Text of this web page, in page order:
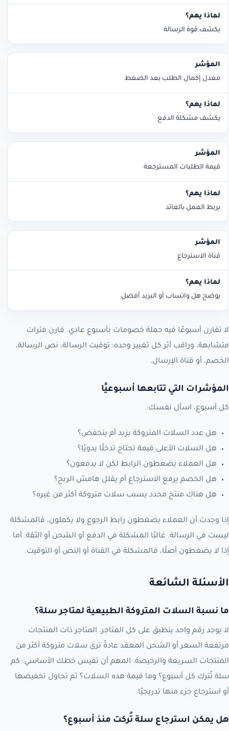
يكشف قوة الرسالة
معدل إكمال الطلب بعد الضغط
يكشف مشكلة الدفع
قيمة الطلبات المسترجعة
يربط العمل بالعائد
قناة الاسترجاع
يوضح هل واتساب أو البريد أفضل
لا تقارن أسبوعًا فيه حملة خصومات بأسبوع عادي. قارن فترات
متشابهة، وراقب أثر كل تغيير وحده: توقيت الرسالة، نص الرسالة،
الخصم، أو قناة الإرسال.
المؤشرات التي تتابعها أسبوعيًا
كل أسبوع، اسأل نفسك:
هل عدد السلات المتروكة يزيد أم ينخفض؟
هل السلات الأعلى قيمة تحتاج تدخلًا يدويًا؟
هل العملاء يضغطون الرابط لكن لا يدفعون؟
هل الخصم يرفع الاسترجاع أم يقلل هامش الربح؟
هل هناك منتج محدد يسبب سلات متروكة أكثر من غيره؟
إذا وجدت أن العملاء يضغطون رابط الرجوع ولا يكملون، فالمشكلة
ليست في الرسالة. غالبًا المشكلة في الدفع أو الشحن أو الثقة. أما
إذا لا يضغطون أصلًا، فالمشكلة في القناة أو النص أو التوقيت.
الأسئلة الشائعة
ما نسبة السلات المتروكة الطبيعية لمتاجر سلة؟
لا يوجد رقم واحد ينطبق على كل المتاجر. المتاجر ذات المنتجات
مرتفعة السعر أو الشحن المعقد عادةً ترى سلات متروكة أكثر من
المنتجات السريعة والرخيصة. المهم أن تقيس خطك الأساسي: كم
سلة تُترك كل أسبوع؟ وما قيمة هذه السلات؟ ثم تحاول تخفيضها
أو استرجاع جزء منها تدريجيًا.
هل يمكن استرجاع سلة تُركت منذ أسبوع؟